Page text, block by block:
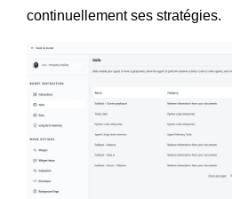
continuellement ses stratégies.